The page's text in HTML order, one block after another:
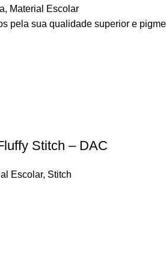
, Material Escolar
pela sua qualidade superior e
Stitch – DAC
Escolar, Stitch